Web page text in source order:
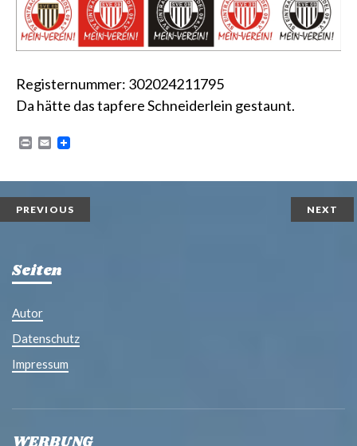
Registernummer: 302024211795
Da hätte das tapfere Schneiderlein gestaunt.
P
n
t
E
i
l
PREVIOUS NEXT
Seiten
Autor
Datenschutz
Impressum